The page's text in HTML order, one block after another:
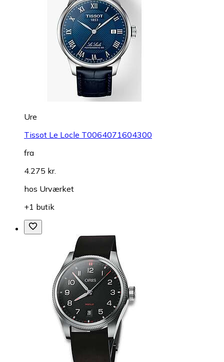
Ure
Tissot Le Locle T0064071604300
fra
4.275 kr.
hos Urværket
+1 butik